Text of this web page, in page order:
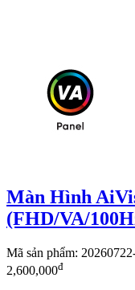
Màn Hình
(FHD/VA/
Mã sản phẩm:
2,600,000đ